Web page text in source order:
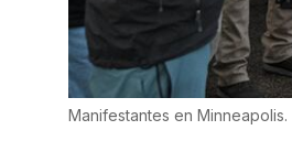
Manifestantes en Minneapolis.